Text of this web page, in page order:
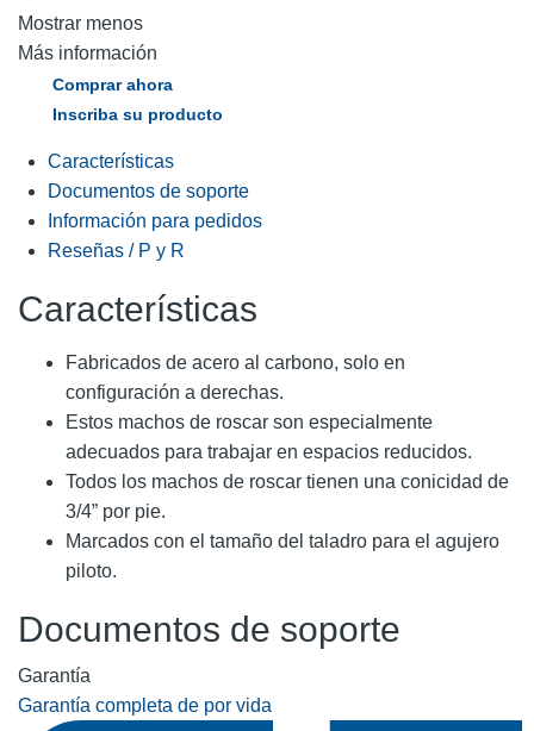
Mostrar menos
Más información
Comprar ahora
Inscriba su producto
Características
Documentos de soporte
Información para pedidos
Reseñas / P y R
Características
Fabricados de acero al carbono, solo en
configuración a derechas.
Estos machos de roscar son especialmente
adecuados para trabajar en espacios reducidos.
Todos los machos de roscar tienen una conicidad de
3/4” por pie.
Marcados con el tamaño del taladro para el agujero
piloto.
Documentos de soporte
Garantía
Garantía completa de por vida